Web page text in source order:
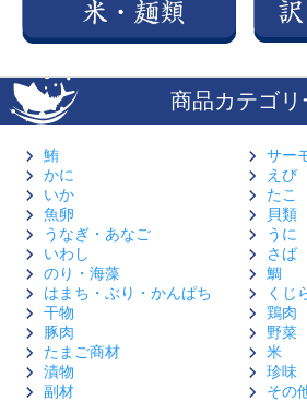
商品カテゴリ
鮪
サー
かに
えび
いか
たこ
魚卵
貝類
うなぎ・あなご
うに
いわし
さば
のり・海藻
鯛
はまち・ぶり・かんぱち
くじ
干物
鶏肉
豚肉
野菜
たまご商材
米
漬物
珍味
副材
その